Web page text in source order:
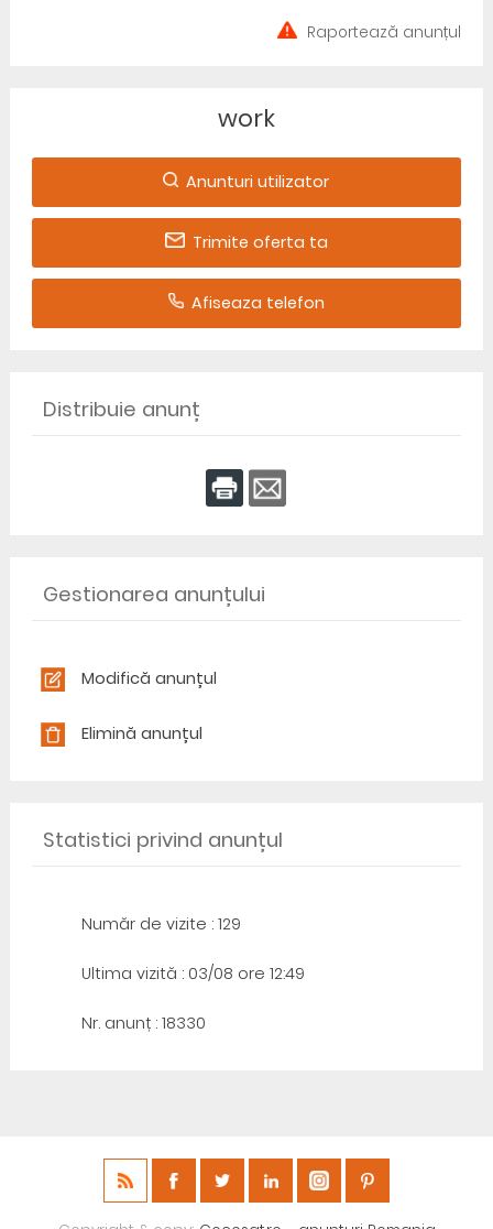
Raportează anunțul
work
Anunturi utilizator
Trimite oferta ta
Afiseaza telefon
Distribuie anunț
Gestionarea anunțului
Modifică anunțul
Elimină anunțul
Statistici privind anunțul
Număr de vizite : 129
Ultima vizită : 03/08 ore 12:49
Nr. anunț : 18330